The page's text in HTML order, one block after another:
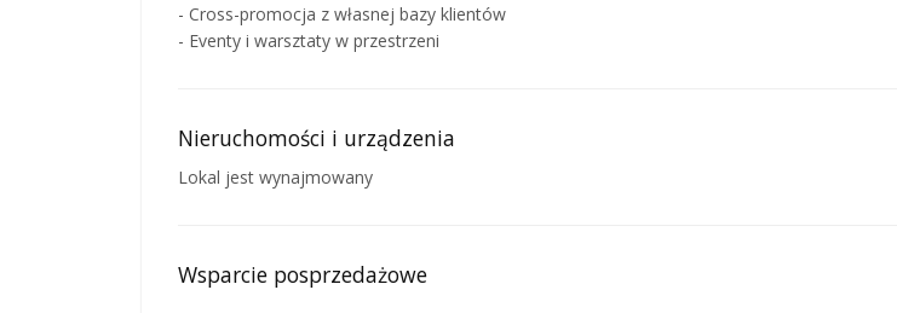
- Cross-promocja z własnej bazy klientów
- Eventy i warsztaty w przestrzeni
Nieruchomości i urządzenia
Lokal jest wynajmowany
Wsparcie posprzedażowe